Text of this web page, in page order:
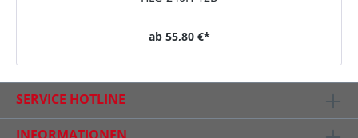
ab 55,80 €*
SERVICE HOTLINE
INFORMATIONEN